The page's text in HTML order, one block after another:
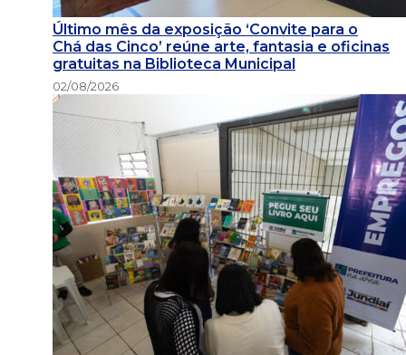
Último mês da exposição ‘Convite para o
Chá das Cinco’ reúne arte, fantasia e oficinas
gratuitas na Biblioteca Municipal
02/08/2026